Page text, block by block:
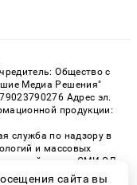
Общество с
Медиа Решения"
Адрес эл.
продукции:
служба по надзору в
и массовых
номер СМИ ЭЛ
сайта вы